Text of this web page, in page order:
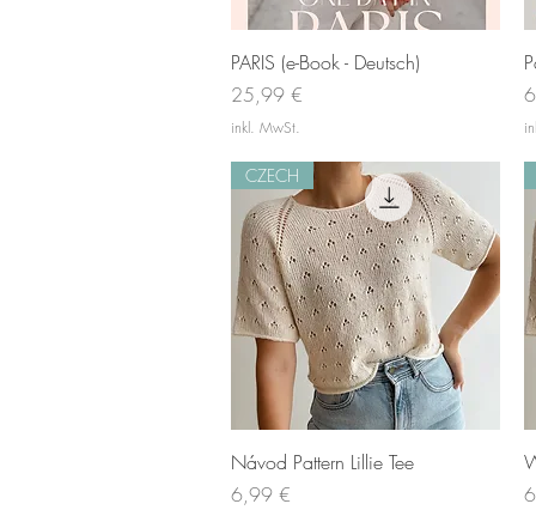
Schnellansicht
PARIS (e-Book - Deutsch)
Preis
25,99 €
inkl. MwSt.
Schnellansicht
CZECH
Návod Pattern Lillie Tee
Preis
6,99 €